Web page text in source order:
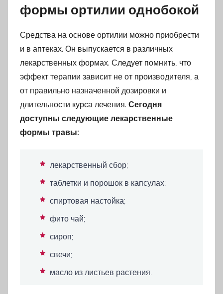
формы ортилии однобокой
Средства на основе ортилии можно приобрести
и в аптеках. Он выпускается в различных
лекарственных формах. Следует помнить, что
эффект терапии зависит не от производителя, а
от правильно назначенной дозировки и
длительности курса лечения. Сегодня
доступны следующие лекарственные
формы травы:
лекарственный сбор;
таблетки и порошок в капсулах;
спиртовая настойка;
фито чай;
сироп;
свечи;
масло из листьев растения.